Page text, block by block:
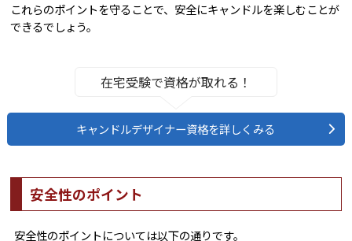
これらのポイントを守ることで、安全にキャンドルを楽しむことが
できるでしょう。
在宅受験で資格が取れる！
キャンドルデザイナー資格を詳しくみる
安全性のポイント
安全性のポイントについては以下の通りです。